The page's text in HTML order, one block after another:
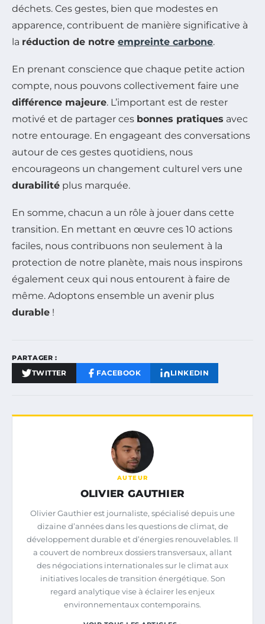
déchets. Ces gestes, bien que modestes en
apparence, contribuent de manière significative à
la réduction de notre empreinte carbone.
En prenant conscience que chaque petite action
compte, nous pouvons collectivement faire une
différence majeure. L’important est de rester
motivé et de partager ces bonnes pratiques avec
notre entourage. En engageant des conversations
autour de ces gestes quotidiens, nous
encourageons un changement culturel vers une
durabilité plus marquée.
En somme, chacun a un rôle à jouer dans cette
transition. En mettant en œuvre ces 10 actions
faciles, nous contribuons non seulement à la
protection de notre planète, mais nous inspirons
également ceux qui nous entourent à faire de
même. Adoptons ensemble un avenir plus
durable !
PARTAGER :
TWITTER FACEBOOK LINKEDIN
AUTEUR
OLIVIER GAUTHIER
Olivier Gauthier est journaliste, spécialisé depuis une
dizaine d’années dans les questions de climat, de
développement durable et d’énergies renouvelables. Il
a couvert de nombreux dossiers transversaux, allant
des négociations internationales sur le climat aux
initiatives locales de transition énergétique. Son
regard analytique vise à éclairer les enjeux
environnementaux contemporains.